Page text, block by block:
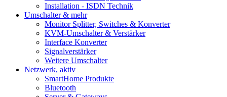
Installation - ISDN Technik
Umschalter & mehr
Monitor Splitter, Switches & Konverter
KVM-Umschalter & Verstärker
Interface Konverter
Signalverstärker
Weitere Umschalter
Netzwerk, aktiv
SmartHome Produkte
Bluetooth